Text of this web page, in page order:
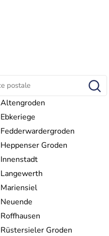
Altengroden
Ebkeriege
Fedderwardergroden
Heppenser Groden
Innenstadt
Langewerth
Mariensiel
Neuende
Roffhausen
Rüstersieler Groden